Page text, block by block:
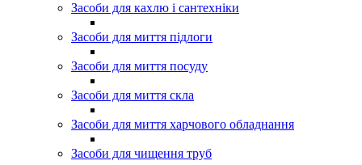
Засоби для кахлю і сантехніки
Засоби для миття підлоги
Засоби для миття посуду
Засоби для миття скла
Засоби для миття харчового обладнання
Засоби для чищення труб